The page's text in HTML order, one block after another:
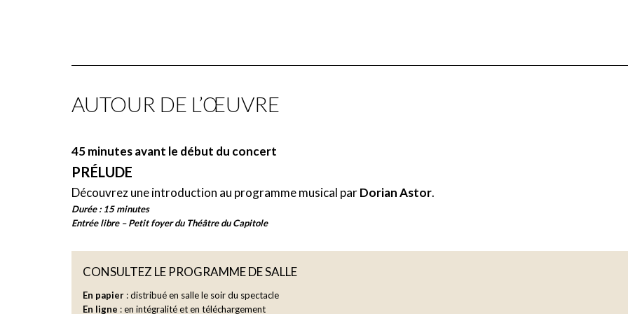
Giuseppe Nicolini (1762-1842)
Gioachino Rossini
Il Viaggio a Reims: Final de l’acte III, Ritournelle
Paolo Bonfichi (1769-1840)
Attila: Scène et cavatine de Lotario, « Qual mi circonda e agghiaccia … Dolenti e care immagini … Vedrai
Pierre Rode (1774-1830)
Concerto pour violon n°1: Final,polonaise
AUTOUR DE L’ŒUVRE
45 minutes avant le début du concert
PRÉLUDE
Découvrez une introduction au programme musical parDorian Astor.
Durée : 15 minutes
Entrée libre – Petit foyerdu Théâtre du Capitole
CONSULTEZ LE PROGRAMME DE SALLE
En papier : distribué en salle le soir du spectacle
En ligne : en intégralité et en téléchargement